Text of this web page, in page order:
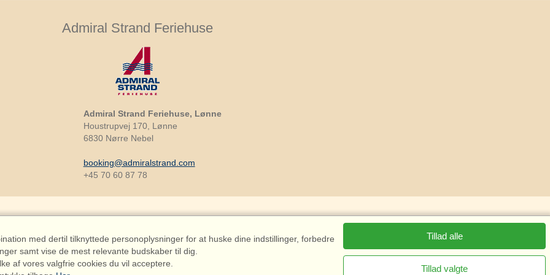
Admiral Strand Feriehuse
Admiral Strand Feriehuse, Lønne
Houstrupvej 170, Lønne
6830 Nørre Nebel
booking@admiralstrand.com
+45 70 60 87 78
ApS | CVR 27 23 39 10 |
med dertil tilknyttede personoplysninger for at huske dine indstillinger, forbedre
samt vise de mest relevante budskaber til dig.
af vores valgfrie cookies du vil acceptere.
Tillad alle
Tillad valgte